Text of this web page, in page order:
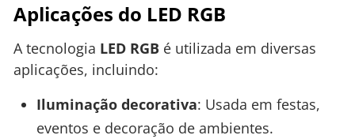
Aplicações do LED RGB
A tecnologia LED RGB é utilizada em diversas
aplicações, incluindo:
Iluminação decorativa: Usada em festas,
eventos e decoração de ambientes.